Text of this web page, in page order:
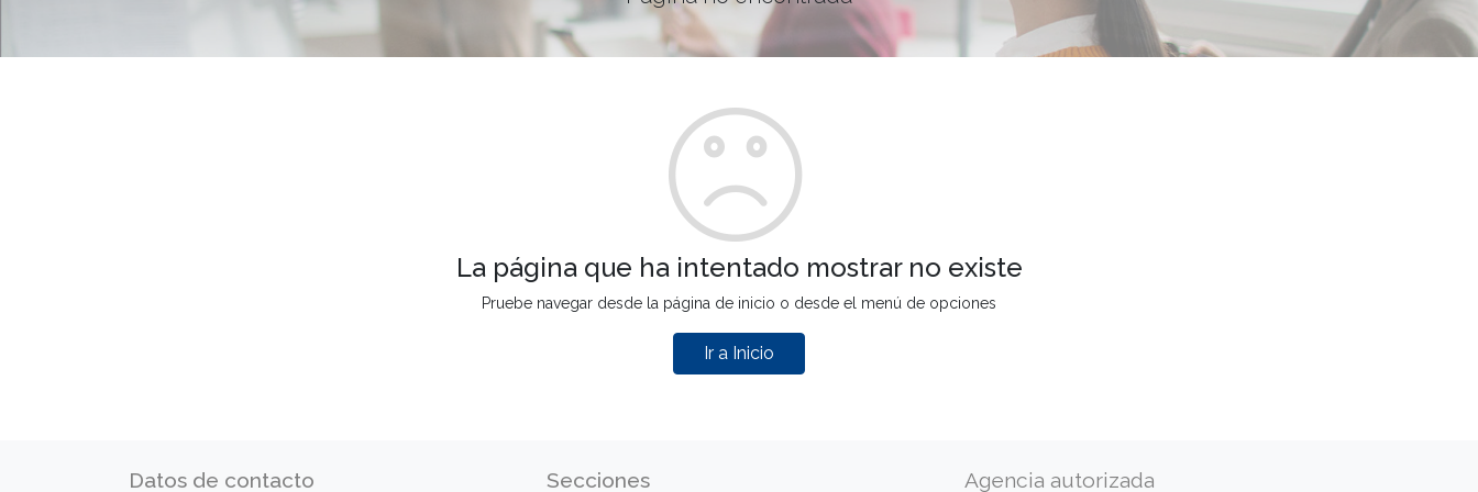
La página que ha intentado mostrar no existe
Pruebe navegar desde la página de inicio o desde el menú de opciones
Ir a Inicio
Datos de contacto Secciones Agencia autorizada